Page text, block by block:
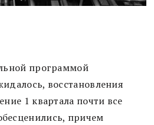
программой
восстановления
1 квартала почти все
причем